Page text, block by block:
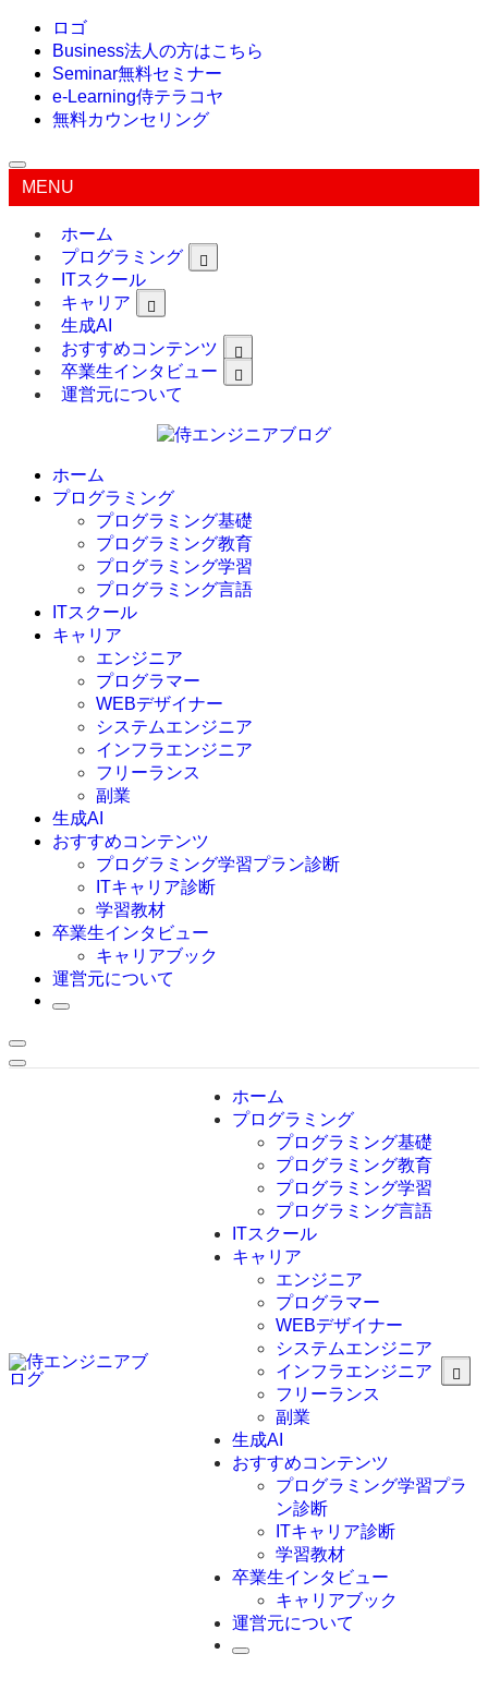
ロゴ
Business法人の方はこちら
Seminar無料セミナー
e-Learning侍テラコヤ
無料カウンセリング
MENU
ホーム
プログラミング
ITスクール
キャリア
生成AI
おすすめコンテンツ
卒業生インタビュー
運営元について
ホーム
プログラミング
プログラミング基礎
プログラミング教育
プログラミング学習
プログラミング言語
C言語
C#
VBA
Go言語
Kotlin
Java
JavaScript
Swift
Ruby
その他言語
ITスクール
キャリア
エンジニア
プログラマー
WEBデザイナー
システムエンジニア
インフラエンジニア
フリーランス
副業
生成AI
おすすめコンテンツ
プログラミング学習プラン診断
ITキャリア診断
学習教材
卒業生インタビュー
キャリアブック
運営元について
ホーム
プログラミング
プログラミング基礎
プログラミング教育
プログラミング学習
プログラミング言語
C言語
C#
VBA
Go言語
Kotlin
Java
JavaScript
Swift
Ruby
ITスクール
キャリア
エンジニア
プログラマー
WEBデザイナー
システムエンジニア
インフラエンジニア
フリーランス
副業
生成AI
おすすめコンテンツ
プログラミング学習プラ
ン診断
ITキャリア診断
学習教材
卒業生インタビュー
キャリアブック
運営元について